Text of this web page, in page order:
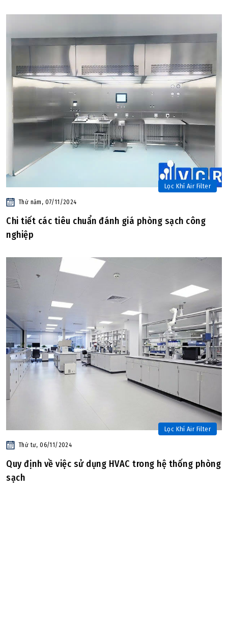
Lọc Khí Air Filter
Thứ năm, 07/11/2024
Chi tiết các tiêu chuẩn đánh giá phòng sạch công
nghiệp
Lọc Khí Air Filter
Thứ tư, 06/11/2024
Quy định về việc sử dụng HVAC trong hệ thống phòng
sạch